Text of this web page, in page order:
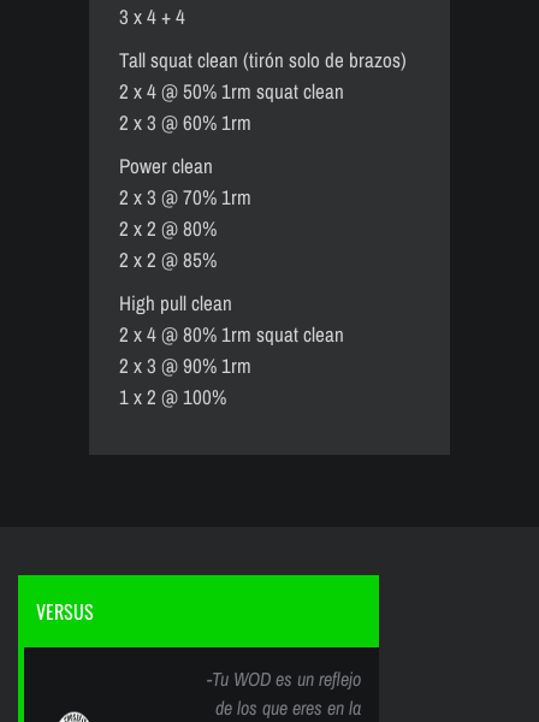
3 x 4 + 4
Tall squat clean (tirón solo de brazos)
2 x 4 @ 50% 1rm squat clean
2 x 3 @ 60% 1rm
Power clean
2 x 3 @ 70% 1rm
2 x 2 @ 80%
2 x 2 @ 85%
High pull clean
2 x 4 @ 80% 1rm squat clean
2 x 3 @ 90% 1rm
1 x 2 @ 100%
VERSUS
-Tu WOD es un reflejo
de los que eres en la